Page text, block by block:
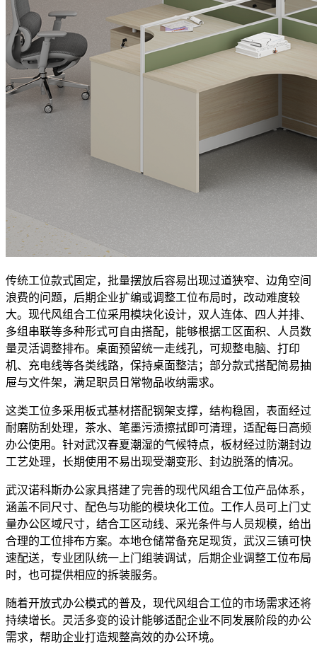
传统工位款式固定，批量摆放后容易出现过道狭窄、边角空间
浪费的问题，后期企业扩编或调整工位布局时，改动难度较
大。现代风组合工位采用模块化设计，双人连体、四人并排、
多组串联等多种形式可自由搭配，能够根据工区面积、人员数
量灵活调整排布。桌面预留统一走线孔，可规整电脑、打印
机、充电线等各类线路，保持桌面整洁；部分款式搭配简易抽
屉与文件架，满足职员日常物品收纳需求。
这类工位多采用板式基材搭配钢架支撑，结构稳固，表面经过
耐磨防刮处理，茶水、笔墨污渍擦拭即可清理，适配每日高频
办公使用。针对武汉春夏潮湿的气候特点，板材经过防潮封边
工艺处理，长期使用不易出现受潮变形、封边脱落的情况。
武汉诺科斯办公家具搭建了完善的现代风组合工位产品体系，
涵盖不同尺寸、配色与功能的模块化工位。工作人员可上门丈
量办公区域尺寸，结合工区动线、采光条件与人员规模，给出
合理的工位排布方案。本地仓储常备充足现货，武汉三镇可快
速配送，专业团队统一上门组装调试，后期企业调整工位布局
时，也可提供相应的拆装服务。
随着开放式办公模式的普及，现代风组合工位的市场需求还将
持续增长。灵活多变的设计能够适配企业不同发展阶段的办公
需求，帮助企业打造规整高效的办公环境。